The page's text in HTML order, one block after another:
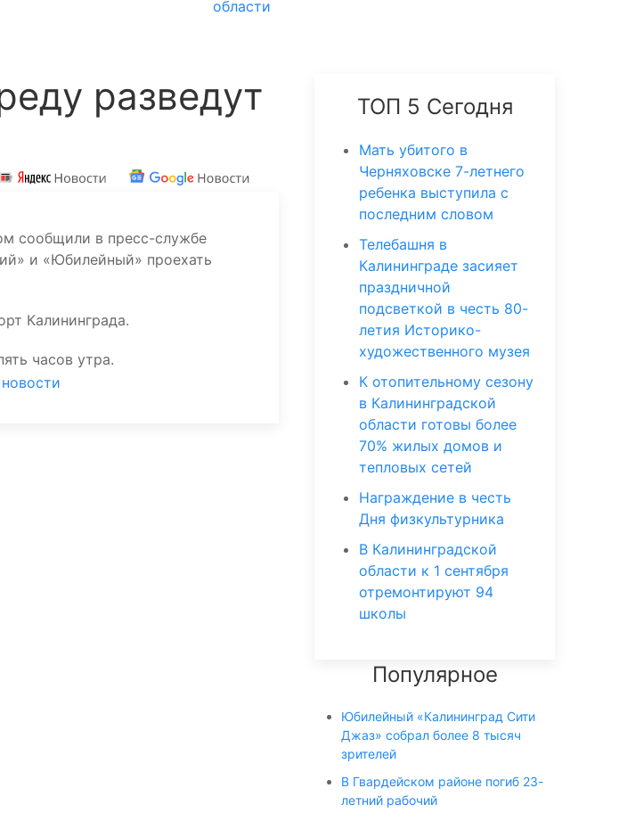
области
разведут
сообщили в пресс-службе
и «Юбилейный» проехать
Калининграда.
часов утра.
ТОП 5 Сегодня
Мать убитого в
Черняховске 7-летнего
ребенка выступила с
последним словом
Телебашня в
Калининграде засияет
праздничной
подсветкой в честь 80-
летия Историко-
художественного музея
К отопительному сезону
в Калининградской
области готовы более
70% жилых домов и
тепловых сетей
Награждение в честь
Дня физкультурника
В Калининградской
области к 1 сентября
отремонтируют 94
школы
Популярное
Юбилейный «Калининград Сити
Джаз» собрал более 8 тысяч
зрителей
В Гвардейском районе погиб 23-
летний рабочий